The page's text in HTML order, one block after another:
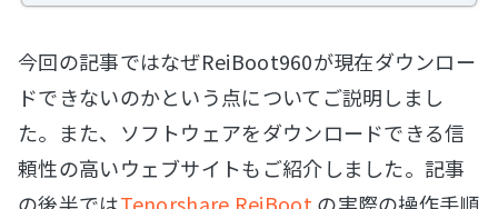
今回の記事ではなぜReiBoot960が現在ダウンロー
ドできないのかという点についてご説明しまし
た。また、ソフトウェアをダウンロードできる信
頼性の高いウェブサイトもご紹介しました。記事
の後半ではTenorshare ReiBoot の実際の操作手順